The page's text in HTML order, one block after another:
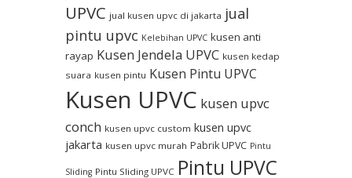
UPVC jual kusen upvc di jakarta jual
pintu upvc Kelebihan UPVC kusen anti
rayap Kusen Jendela UPVC kusen kedap
suara kusen pintu Kusen Pintu UPVC
Kusen UPVC kusen upvc
conch kusen upvc custom kusen upvc
jakarta kusen upvc murah Pabrik UPVC Pintu
Sliding Pintu Sliding UPVC Pintu UPVC